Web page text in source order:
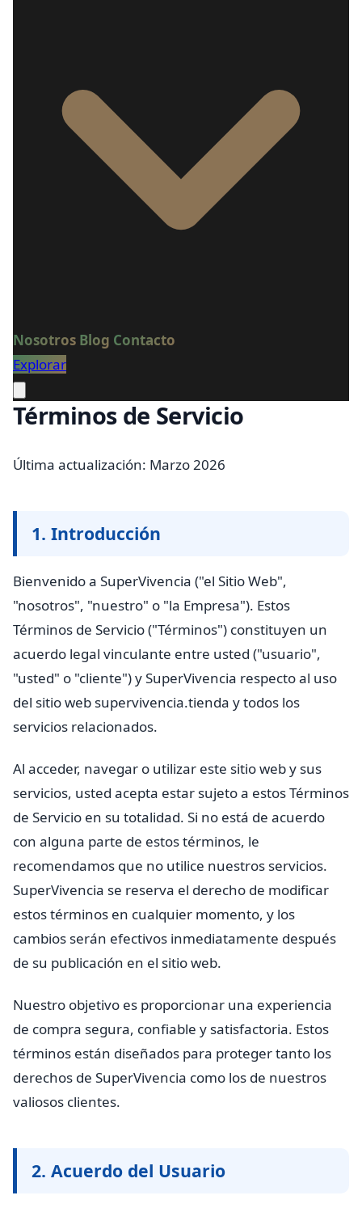
Nosotros Blog Contacto
Explorar
Términos de Servicio
Última actualización: Marzo 2026
1. Introducción
Bienvenido a SuperVivencia ("el Sitio Web",
"nosotros", "nuestro" o "la Empresa"). Estos
Términos de Servicio ("Términos") constituyen un
acuerdo legal vinculante entre usted ("usuario",
"usted" o "cliente") y SuperVivencia respecto al uso
del sitio web supervivencia.tienda y todos los
servicios relacionados.
Al acceder, navegar o utilizar este sitio web y sus
servicios, usted acepta estar sujeto a estos Términos
de Servicio en su totalidad. Si no está de acuerdo
con alguna parte de estos términos, le
recomendamos que no utilice nuestros servicios.
SuperVivencia se reserva el derecho de modificar
estos términos en cualquier momento, y los
cambios serán efectivos inmediatamente después
de su publicación en el sitio web.
Nuestro objetivo es proporcionar una experiencia
de compra segura, confiable y satisfactoria. Estos
términos están diseñados para proteger tanto los
derechos de SuperVivencia como los de nuestros
valiosos clientes.
2. Acuerdo del Usuario